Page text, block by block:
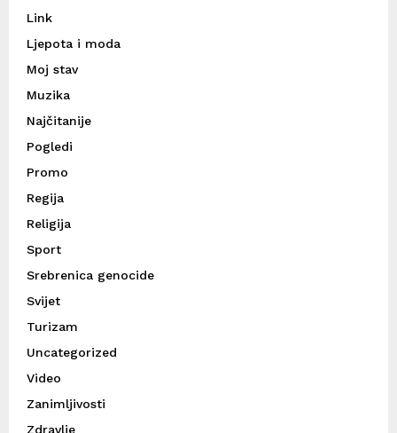
Link
Ljepota i moda
Moj stav
Muzika
Najčitanije
Pogledi
Promo
Regija
Religija
Sport
Srebrenica genocide
Svijet
Turizam
Uncategorized
Video
Zanimljivosti
Zdravlje